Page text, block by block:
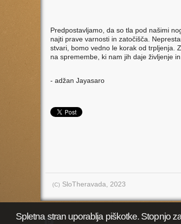
Spletna stran uporablja piškotke. Stopnjo
Predpostavljamo, da so tla pod našimi
najti prave varnosti in zatočišča.
stvari, bomo vedno le korak od trpljenja.
na spremembe, ki nam jih daje življenje
- adžan Jayasaro
(C) SloTheravada, 2023